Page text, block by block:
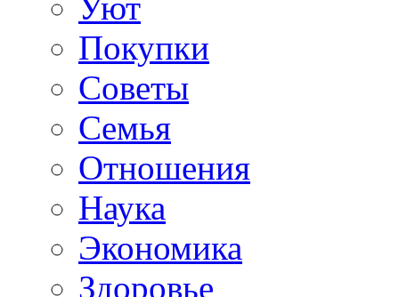
Покупки
Советы
Семья
Отношения
Наука
Экономика
Здоровье